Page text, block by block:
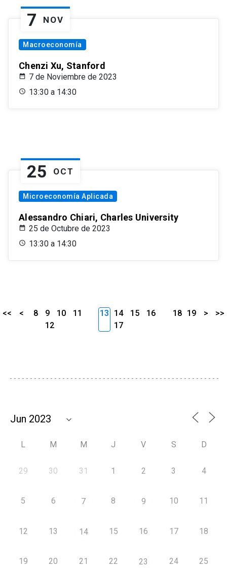
7 NOV
Macroeconomía
Chenzi Xu, Stanford
7 de Noviembre de 2023
13:30 a 14:30
25 OCT
Microeconomía Aplicada
Alessandro Chiari, Charles University
25 de Octubre de 2023
13:30 a 14:30
<< < 8 9 10
11
12
13 14 15
16
17
18 19 > >>
L M M J V S D
29 30 31 1 2 3 4
5 6 7 8 9 10 11
12 13 14 15 16 17 18
19 20 21 22 23 24 25